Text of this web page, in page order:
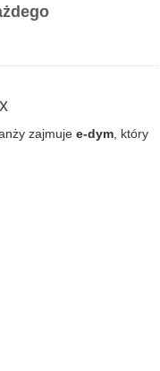
zajmujee-dym , który